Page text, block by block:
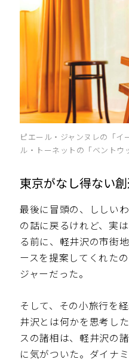
ピエール・ジャンヌレの「イ
ル・トーネットの「ベントウ
東京がなし得ない
最後に冒頭の、ししい
の話に戻るけれど、実
る前に、軽井沢の市街
ースを提案してくれた
ジャーだった。
そして、その小旅行を
井沢とは何かを思考し
スの諸相は、軽井沢の
に気がついた。ダイナ